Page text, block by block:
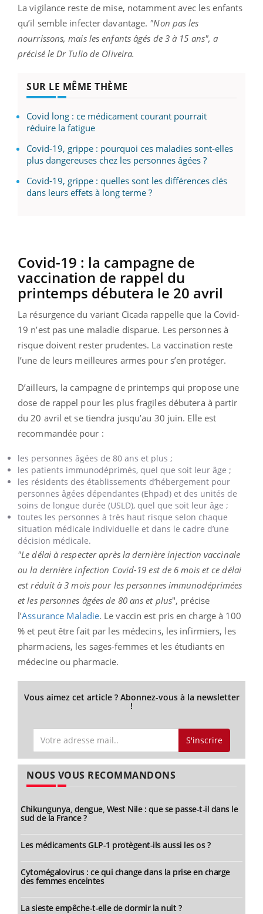
La vigilance reste de mise, notamment avec les enfants
qu’il semble infecter davantage. "Non pas les
nourrissons, mais les enfants âgés de 3 à 15 ans", a
précisé le Dr Tulio de Oliveira.
SUR LE MÊME THÈME
Covid long : ce médicament courant pourrait
réduire la fatigue
Covid-19, grippe : pourquoi ces maladies sont-elles
plus dangereuses chez les personnes âgées ?
Covid-19, grippe : quelles sont les différences clés
dans leurs effets à long terme ?
Covid-19 : la campagne de
vaccination de rappel du
printemps débutera le 20 avril
La résurgence du variant Cicada rappelle que la Covid-
19 n’est pas une maladie disparue. Les personnes à
risque doivent rester prudentes. La vaccination reste
l’une de leurs meilleures armes pour s’en protéger.
D’ailleurs, la campagne de printemps qui propose une
dose de rappel pour les plus fragiles débutera à partir
du 20 avril et se tiendra jusqu’au 30 juin. Elle est
recommandée pour :
les personnes âgées de 80 ans et plus ;
les patients immunodéprimés, quel que soit leur âge ;
les résidents des établissements d’hébergement pour
personnes âgées dépendantes (Ehpad) et des unités de
soins de longue durée (USLD), quel que soit leur âge ;
toutes les personnes à très haut risque selon chaque
situation médicale individuelle et dans le cadre d’une
décision médicale.
"Le délai à respecter après la dernière injection vaccinale
ou la dernière infection Covid-19 est de 6 mois et ce délai
est réduit à 3 mois pour les personnes immunodéprimées
et les personnes âgées de 80 ans et plus", précise
l’Assurance Maladie. Le vaccin est pris en charge à 100
% et peut être fait par les médecins, les infirmiers, les
pharmaciens, les sages-femmes et les étudiants en
médecine ou pharmacie.
Vous aimez cet article ? Abonnez-vous à la newsletter
!
S'inscrire
NOUS VOUS RECOMMANDONS
Chikungunya, dengue, West Nile : que se passe-t-il dans le
sud de la France ?
Les médicaments GLP-1 protègent-ils aussi les os ?
Cytomégalovirus : ce qui change dans la prise en charge
des femmes enceintes
La sieste empêche-t-elle de dormir la nuit ?